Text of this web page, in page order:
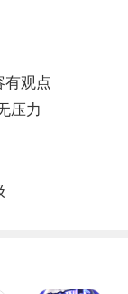
观点
压力